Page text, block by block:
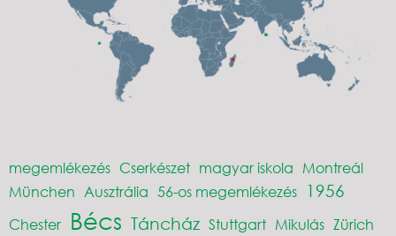
megemlékezés Cserkészet magyar iskola Montreál
München Ausztrália 56-os megemlékezés 1956
Chester Bécs Táncház Stuttgart Mikulás Zürich